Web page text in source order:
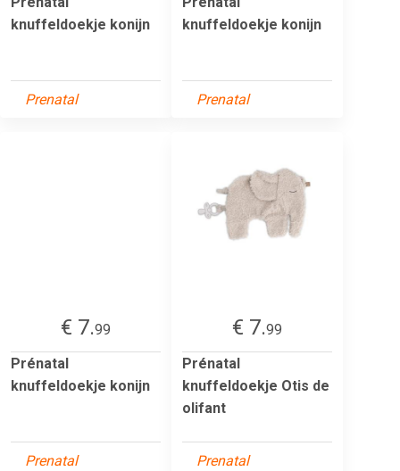
knuffeldoekje konijn
Prenatal
knuffeldoekje konijn
Prenatal
€ 7.99
Prénatal
knuffeldoekje konijn
Prenatal
€ 7.99
Prénatal
knuffeldoekje Otis de
olifant
Prenatal